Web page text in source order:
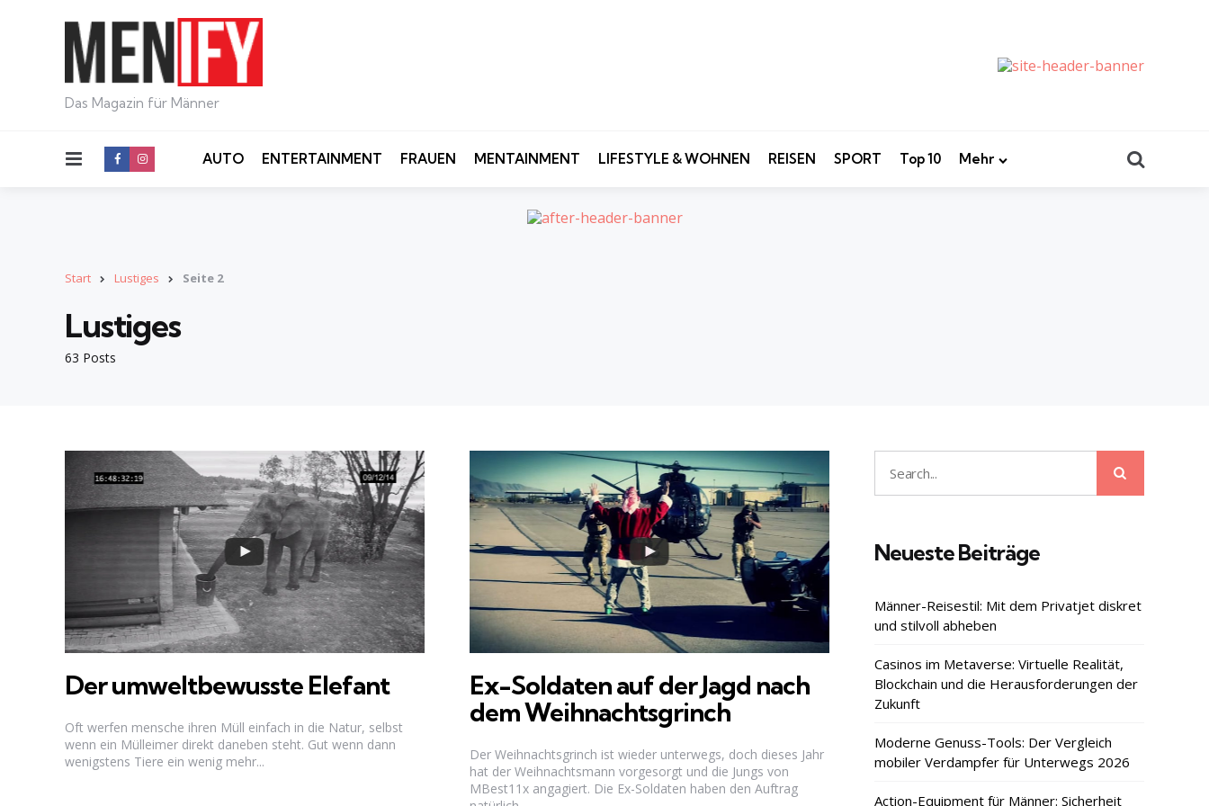
Das Magazin für Männer
Menu AUTO ENTERTAINMENT FRAUEN MENTAINMENT LIFESTYLE & WOHNEN REISEN SPORT Top 10 Mehr
Start Lustiges Seite 2
63 Posts
Lustiges
Der umweltbewusste Elefant
Oft werfen mensche ihren Müll einfach in die Natur, selbst
wenn ein Mülleimer direkt daneben steht. Gut wenn dann
wenigstens Tiere ein wenig mehr...
Ex-Soldaten auf der Jagd nach
dem Weihnachtsgrinch
Der Weihnachtsgrinch ist wieder unterwegs, doch dieses Jahr
hat der Weihnachtsmann vorgesorgt und die Jungs von
MBest11x angagiert. Die Ex-Soldaten haben den Auftrag
Search
for:
Neueste Beiträge
Männer-Reisestil: Mit dem Privatjet diskret
und stilvoll abheben
Casinos im Metaverse: Virtuelle Realität,
Blockchain und die Herausforderungen der
Zukunft
Moderne Genuss-Tools: Der Vergleich
mobiler Verdampfer für Unterwegs 2026
Action-Equipment für Männer: Sicherheit